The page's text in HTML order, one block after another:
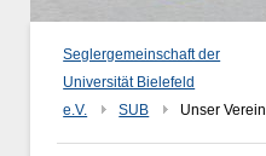
Seglergemeinschaft der
Universität Bielefeld
e.V.
SUB Unser Verein